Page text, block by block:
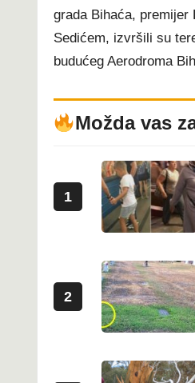
grada Bihaća, premijer
Sedićem, izvršili su
budućeg Aerodroma
Možda vas
1
2